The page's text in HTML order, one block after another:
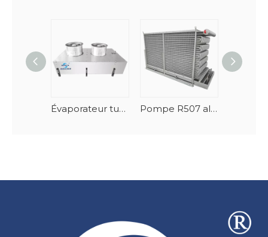
Évaporateur tunnel de fruits de mer en spirale vertical à dégivrage automatique Pompe R507 alimentant le surgélateur industriel, évaporateur, échangeurs de chaleur, congélateur rapide en spirale